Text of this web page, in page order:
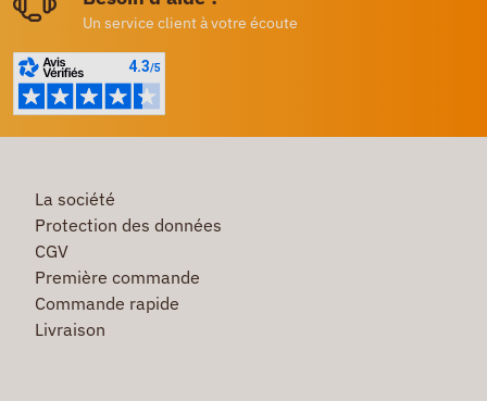
Un service client à votre écoute
La société
Protection des données
CGV
Première commande
Commande rapide
Livraison